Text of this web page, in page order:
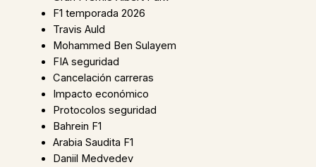
F1 temporada 2026
Travis Auld
Mohammed Ben Sulayem
FIA seguridad
Cancelación carreras
Impacto económico
Protocolos seguridad
Bahrein F1
Arabia Saudita F1
Daniil Medvedev